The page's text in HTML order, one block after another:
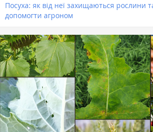
Посуха: як від неї захищаються рослини
допомогти агроном